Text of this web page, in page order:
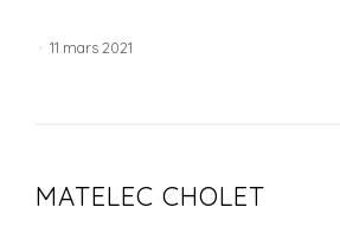
· 11 mars 2021
MATELEC CHOLET